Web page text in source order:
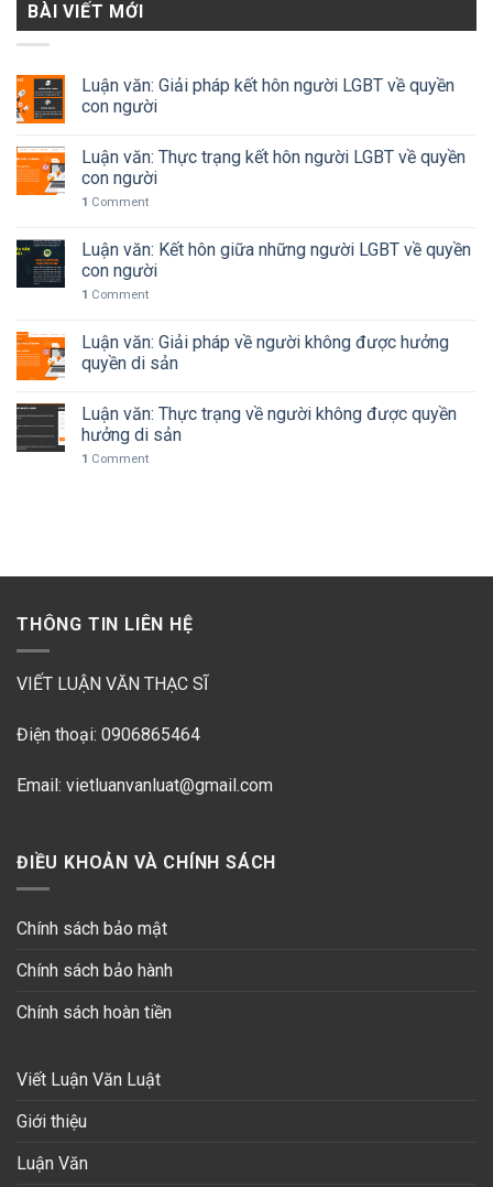
BÀI VIẾT MỚI
Luận văn: Giải pháp kết hôn người LGBT về quyền
con người
Luận văn: Thực trạng kết hôn người LGBT về quyền
con người
1 Comment
Luận văn: Kết hôn giữa những người LGBT về quyền
con người
1 Comment
Luận văn: Giải pháp về người không được hưởng
quyền di sản
Luận văn: Thực trạng về người không được quyền
hưởng di sản
1 Comment
THÔNG TIN LIÊN HỆ
VIẾT LUẬN VĂN THẠC SĨ
Điện thoại: 0906865464
Email: vietluanvanluat@gmail.com
ĐIỀU KHOẢN VÀ CHÍNH SÁCH
Chính sách bảo mật
Chính sách bảo hành
Chính sách hoàn tiền
Viết Luận Văn Luật
Giới thiệu
Luận Văn